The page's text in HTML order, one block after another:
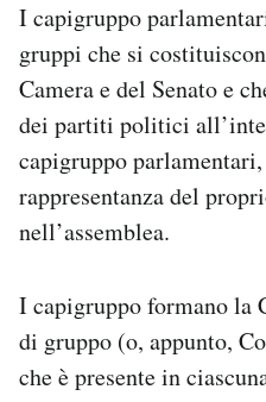
I capigruppo
gruppi che si
Camera e del Senato e
dei partiti politici
capigruppo
rappresentanza del
nell’assemblea.
I capigruppo formano la
di gruppo (o, appunto,
che è presente in